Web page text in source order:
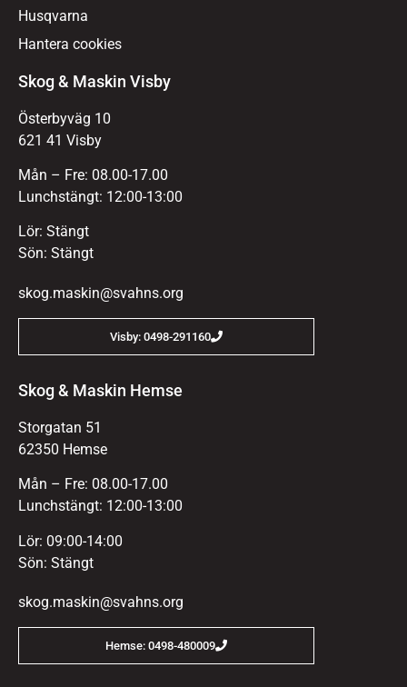
Husqvarna
Hantera cookies
Skog & Maskin Visby
Österbyväg 10
621 41 Visby
Mån – Fre: 08.00-17.00
Lunchstängt: 12:00-13:00
Lör: Stängt
Sön: Stängt
skog.maskin@svahns.org
Visby: 0498-291160
Skog & Maskin Hemse
Storgatan 51
62350 Hemse
Mån – Fre: 08.00-17.00
Lunchstängt: 12:00-13:00
Lör: 09:00-14:00
Sön: Stängt
skog.maskin@svahns.org
Hemse: 0498-480009